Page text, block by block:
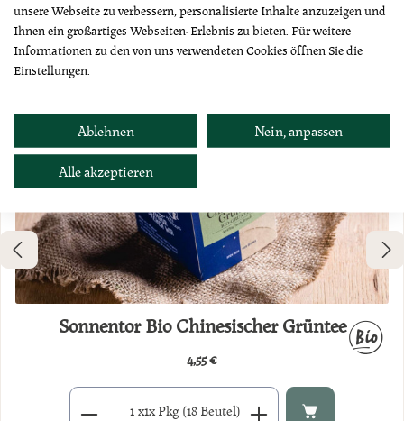
unsere Webseite zu verbessern, personalisierte Inhalte anzuzeigen und
Ihnen ein großartiges Webseiten-Erlebnis zu bieten. Für weitere
Informationen zu den von uns verwendeten Cookies öffnen Sie die
Einstellungen.
Ablehnen Nein, anpassen
Alle akzeptieren
Sonnentor Bio Chinesischer Grüntee
Regulärer Preis:
4,55 €
Produkt Anzahl: Gib den gewünschten Wert ein oder benutze
x1x Pkg (18 Beutel)